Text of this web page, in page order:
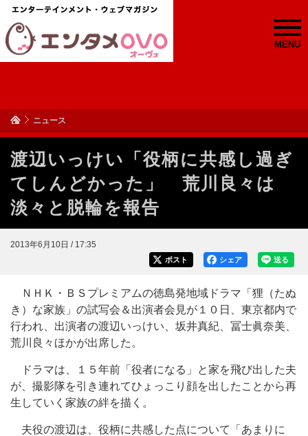
MENU
ニュース
渡辺いっけい「役柄に共感し過ぎ
てしんどかった」 荒川良々は
淡々と脱輪を報告
2013年6月10日 / 17:35
送る
シェア
ポスト
ＮＨＫ・ＢＳプレミアムの徳島発地域ドラマ「狸（たぬ
き）な家族」の試写会＆出演者会見が１０日、東京都内で
行われ、出演者の渡辺いっけい、坂井真紀、冨士眞奈美、
荒川良々ほかが出席した。
ドラマは、１５年前「役者になる」と家を飛び出した夫
が、撮影隊を引き連れてひょっこり顔を出したことから再
生していく家族の絆を描く。
夫役の渡辺は、役柄に共感した点について「あまりに